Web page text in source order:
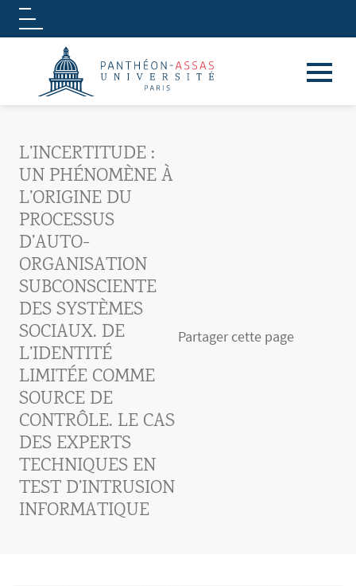
Logo
L’INCERTITUDE :
UN PHÉNOMÈNE À
L’ORIGINE DU
PROCESSUS
D’AUTO-
ORGANISATION
SUBCONSCIENTE
DES SYSTÈMES
SOCIAUX. DE
L’IDENTITÉ
LIMITÉE COMME
SOURCE DE
CONTRÔLE. LE CAS
DES EXPERTS
TECHNIQUES EN
TEST D’INTRUSION
INFORMATIQUE
Partager cette page